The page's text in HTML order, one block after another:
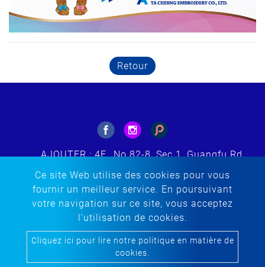
Retour
Ce site Web utilise des cookies pour vous
fournir un meilleur service. En poursuivant
votre navigation sur ce site, vous acceptez
l'utilisation de cookies.
Cliquez ici pour lire notre politique en matière de
cookies.
AJOUTER : 4F., No.82-8, Sec.1, Guangfu Rd.,
Sanchong Dist., New Taipei City 241564,
Taiwan (ROC)
E-MAIL : tacherng@embroidery.com.tw
TÉL :
+886-2-85123299
Copyright © 2020-2026 Ta Cherng Embroidery Co., Ltd. All
rights reserved.Atteipo.Plan du site